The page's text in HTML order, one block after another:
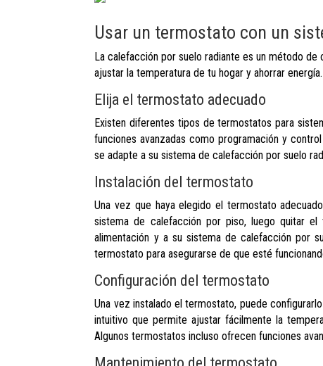
Usar un termostato con un
La calefacción por suelo radiante es un método
ajustar la temperatura de tu hogar y ahorrar
Elija el termostato adecuado
Existen diferentes tipos de termostatos para
funciones avanzadas como programación y
se adapte a su sistema de calefacción por suelo
Instalación del termostato
Una vez que haya elegido el termostato
sistema de calefacción por piso, luego quitar
alimentación y a su sistema de calefacción por
termostato para asegurarse de que esté
Configuración del termostato
Una vez instalado el termostato, puede
intuitivo que permite ajustar fácilmente la
Algunos termostatos incluso ofrecen funciones